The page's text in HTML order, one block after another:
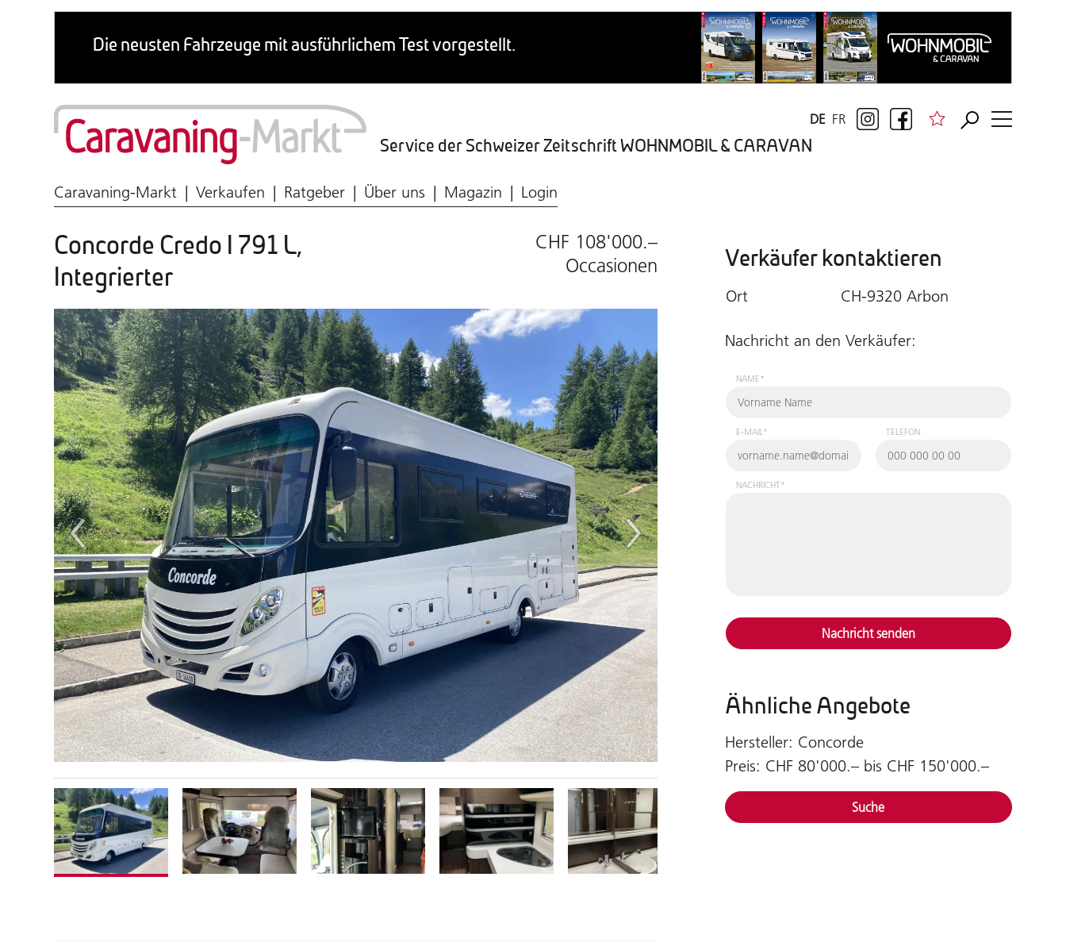
Service der Schweizer Zeitschrift WOHNMOBIL & CARAVAN
FR
DE
Caravaning-Markt Verkaufen Ratgeber Über uns Magazin Login
Concorde Credo I 791 L,
Integrierter
CHF 108'000.–
Occasionen
Verkäufer kontaktieren
Ort CH-9320 Arbon
Nachricht an den Verkäufer:
NAME*
E-MAIL* TELEFON
NACHRICHT*
Nachricht senden
Ähnliche Angebote
Hersteller: Concorde
Preis: CHF 80'000.– bis CHF 150'000.–
Suche